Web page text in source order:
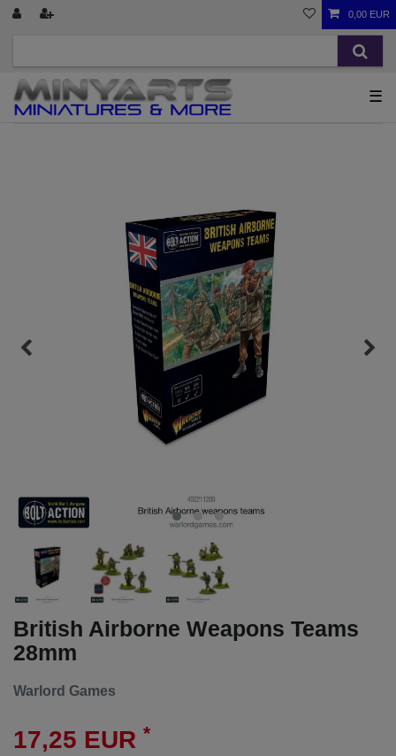
0,00 EUR
☰
British Airborne Weapons Teams
28mm
Warlord Games
17,25 EUR *